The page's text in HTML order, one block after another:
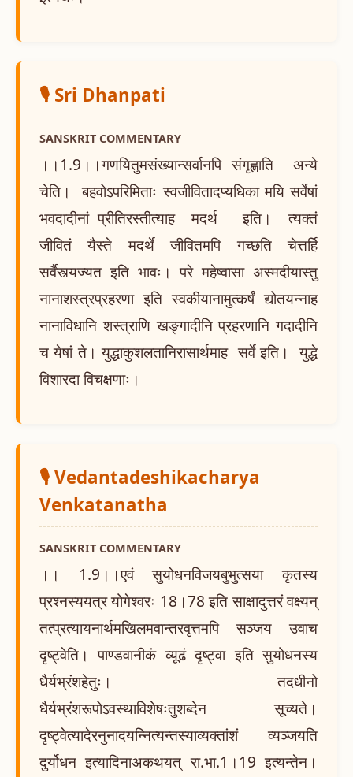
🎙️ Sri Dhanpati
SANSKRIT COMMENTARY
।।1.9।।गणयितुमसंख्यान्सर्वानपि संगृह्णाति अन्ये
चेति। बहवोऽपरिमिताः स्वजीवितादप्यधिका मयि सर्वेषां
भवदादीनां प्रीतिरस्तीत्याह मदर्थ इति। त्यक्तं
जीवितं यैस्ते मदर्थे जीवितमपि गच्छति चेत्तर्हि
सर्वैस्त्यज्यत इति भावः। परे महेष्वासा अस्मदीयास्तु
नानाशस्त्रप्रहरणा इति स्वकीयानामुत्कर्षं द्योतयन्नाह
नानाविधानि शस्त्राणि खङ्गादीनि प्रहरणानि गदादीनि
च येषां ते। युद्धाकुशलतानिरासार्थमाह सर्वे इति। युद्धे
विशारदा विचक्षणाः।
🎙️ Vedantadeshikacharya
Venkatanatha
SANSKRIT COMMENTARY
।। 1.9।।एवं सुयोधनविजयबुभुत्सया कृतस्य
प्रश्नस्ययत्र योगेश्वरः 18।78 इति साक्षादुत्तरं वक्ष्यन्
तत्प्रत्यायनार्थमखिलमवान्तरवृत्तमपि सञ्जय उवाच
दृष्ट्वेति। पाण्डवानीकं व्यूढं दृष्ट्वा इति सुयोधनस्य
धैर्यभ्रंशहेतुः। तदधीनो
धैर्यभ्रंशरूपोऽवस्थाविशेषःतुशब्देन सूच्यते।
दृष्ट्वेत्यादेरनुनादयन्नित्यन्तस्याव्यक्तांशं व्यञ्जयति
दुर्योधन इत्यादिनाअकथयत् रा.भा.1।19 इत्यन्तेन।